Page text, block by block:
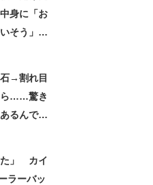
身に「お
そう」
→割れ目
ら……驚き
るんです
た」 カイ
ラーバッ